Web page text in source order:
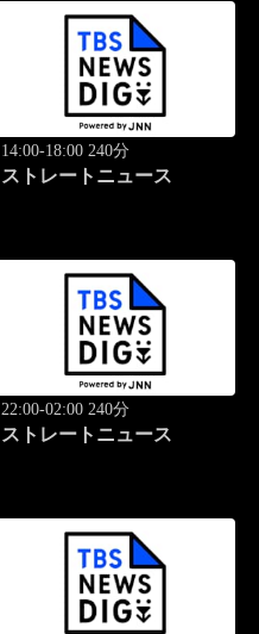
14:00-18:00 240分
ストレートニュース
22:00-02:00 240分
ストレートニュース